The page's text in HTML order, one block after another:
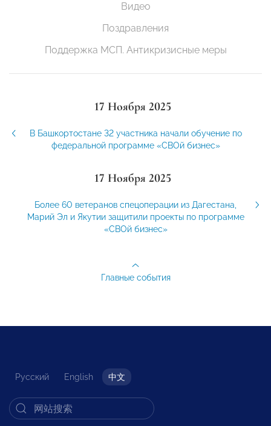
Видео
Поздравления
Поддержка МСП. Антикризисные меры
17 Ноября 2025
В Башкортостане 32 участника начали обучение по
федеральной программе «СВОй бизнес»
17 Ноября 2025
Более 60 ветеранов спецоперации из Дагестана,
Марий Эл и Якутии защитили проекты по программе
«СВОй бизнес»
Главные события
Русский English 中文